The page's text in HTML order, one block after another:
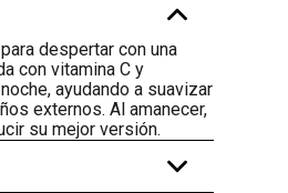
-
despertar con una
con vitamina C y
ayudando a suavizar
externos. Al amanecer,
su mejor versión.
+